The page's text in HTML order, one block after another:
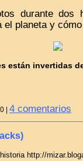
durante dos
el planeta y
están invertidas
| 4 comentarios
http://